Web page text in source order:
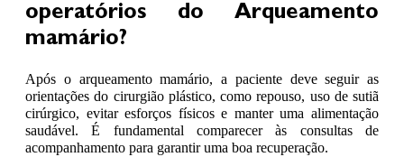
operatórios do Arqueamento
mamário?
Após o arqueamento mamário, a paciente deve seguir as
orientações do cirurgião plástico, como repouso, uso de sutiã
cirúrgico, evitar esforços físicos e manter uma alimentação
saudável. É fundamental comparecer às consultas de
acompanhamento para garantir uma boa recuperação.